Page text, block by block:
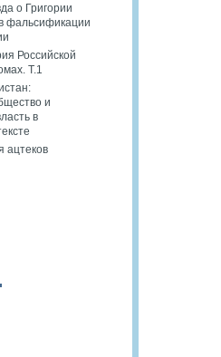
о Григории
фальсификации
Российской
Т.1
и
в
ацтеков